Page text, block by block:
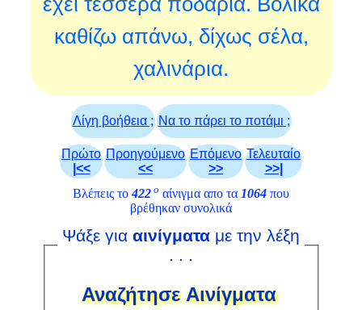
καθίζω απάνω, δίχως σέλα,
χαλινάρια.
Λίγη βοήθεια ; Να το πάρει το ποτάμι ;
Πρώτο
|<<
Προηγούμενο
<<
Επόμενο
>>
Τελευταίο
>>|
Βλέπεις το422 ο αίνιγμα απο τα 1064 που
βρέθηκαν συνολικά
Ψάξε για αινίγματα με την λέξη
. . .
Αναζήτησε Αινίγματα